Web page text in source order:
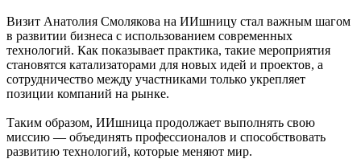
Визит Анатолия Смолякова на ИИшницу стал важным шагом
в развитии бизнеса с использованием современных
технологий. Как показывает практика, такие мероприятия
становятся катализаторами для новых идей и проектов, а
сотрудничество между участниками только укрепляет
позиции компаний на рынке.
Таким образом, ИИшница продолжает выполнять свою
миссию — объединять профессионалов и способствовать
развитию технологий, которые меняют мир.